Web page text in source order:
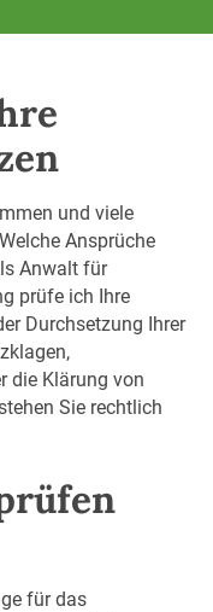
und viele
Ansprüche
Anwalt für
prüfe ich Ihre
Durchsetzung Ihrer
die Klärung von
Sie rechtlich
für das